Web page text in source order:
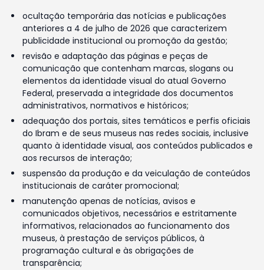
ocultação temporária das notícias e publicações
anteriores a 4 de julho de 2026 que caracterizem
publicidade institucional ou promoção da gestão;
revisão e adaptação das páginas e peças de
comunicação que contenham marcas, slogans ou
elementos da identidade visual do atual Governo
Federal, preservada a integridade dos documentos
administrativos, normativos e históricos;
adequação dos portais, sites temáticos e perfis oficiais
do Ibram e de seus museus nas redes sociais, inclusive
quanto à identidade visual, aos conteúdos publicados e
aos recursos de interação;
suspensão da produção e da veiculação de conteúdos
institucionais de caráter promocional;
manutenção apenas de notícias, avisos e
comunicados objetivos, necessários e estritamente
informativos, relacionados ao funcionamento dos
museus, à prestação de serviços públicos, à
programação cultural e às obrigações de
transparência;